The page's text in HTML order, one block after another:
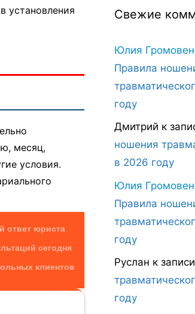
установления
месяц,
условия.
Свежие
Юлия
Правила
году
Дмитрий к
ношения
в 2026 году
Юлия
Правила
году
Руслан к записи
году